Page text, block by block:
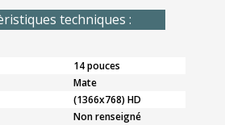
techniques :
14 pouces
Mate
(1366x768) HD
Non renseigné